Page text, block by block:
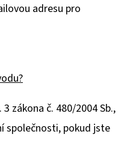
adresu pro
zákona č. 480/2004 Sb.,
společnosti, pokud jste